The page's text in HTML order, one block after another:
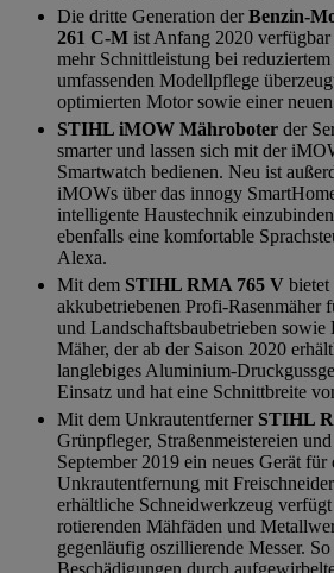
Die dritte Generation derBenzin-
261 C-M ist Anfang 2020
mehr Schnittleistung bei
umfassenden Modellpflege
optimierten Motor sowie einer
STIHL iMOW Mähroboter der
smarter und lassen sich mit der
Smartwatch bedienen. Neu ist
iMOWs über das innogy
intelligente Haustechnik
ebenfalls eine komfortable
Alexa.
Mit dem STIHL RMA 765 V
akkubetriebenen Profi-Rasenmäher
und Landschaftsbaubetrieben
Mäher, der ab der Saison 2020
langlebiges Aluminium-
Einsatz und hat eine Schnittbreite
Mit dem Unkrautentferner STIHL
Grünpfleger, Straßenmeistereien
September 2019 ein neues Gerät für
Unkrautentfernung mit
erhältliche Schneidwerkzeug
rotierenden Mähfäden und
gegenläufig oszillierende Messer.
Beschädigungen durch